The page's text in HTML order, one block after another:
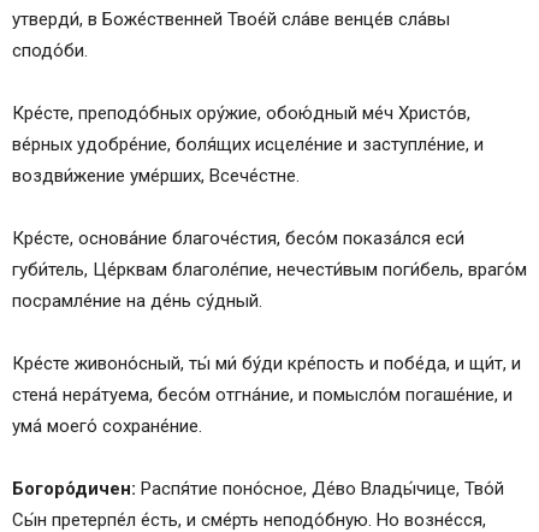
утверди́, в Боже́ственней Твое́й сла́ве венце́в сла́вы
сподо́би.
Кре́сте, преподо́бных ору́жие, обою́дный ме́ч Христо́в,
ве́рных удобре́ние, боля́щих исцеле́ние и заступле́ние, и
воздви́жение уме́рших, Всече́стне.
Кре́сте, основа́ние благоче́стия, бесо́м показа́лся еси́
губи́тель, Це́рквам благоле́пие, нечести́вым поги́бель, враго́м
посрамле́ние на де́нь су́дный.
Кре́сте живоно́сный, ты́ ми́ бу́ди кре́пость и побе́да, и щи́т, и
стена́ нера́туема, бесо́м отгна́ние, и помысло́м погаше́ние, и
ума́ моего́ сохране́ние.
Богоро́дичен: Распя́тие поно́сное, Де́во Влады́чице, Тво́й
Сы́н претерпе́л е́сть, и сме́рть неподо́бную. Но возне́сся,